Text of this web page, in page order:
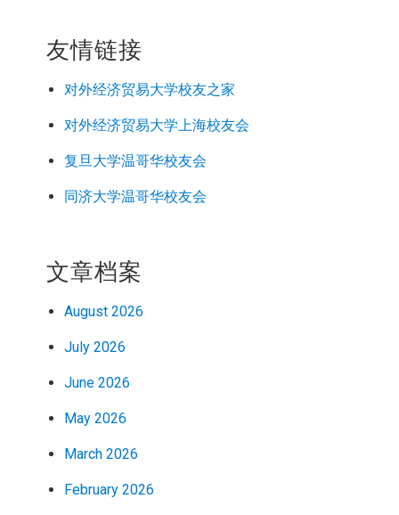
友情链接
对外经济贸易大学校友之家
对外经济贸易大学上海校友会
复旦大学温哥华校友会
同济大学温哥华校友会
文章档案
August 2026
July 2026
June 2026
May 2026
March 2026
February 2026